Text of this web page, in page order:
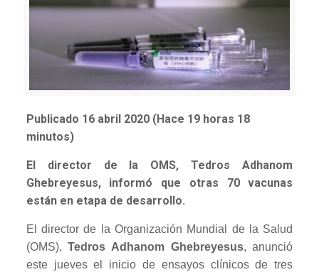
Publicado 16 abril 2020 (Hace 19 horas 18
minutos)
El director de la OMS, Tedros Adhanom
Ghebreyesus, informó que otras 70 vacunas
están en etapa de desarrollo.
El director de la Organización Mundial de la Salud
(OMS),Tedros Adhanom Ghebreyesus, anunció
este jueves el inicio de ensayos clínicos de tres